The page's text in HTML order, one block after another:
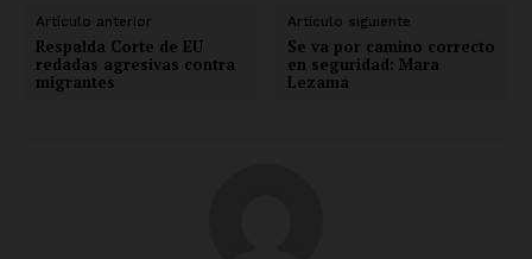
Artículo anterior
Respalda Corte de EU
redadas agresivas contra
migrantes
Artículo siguiente
Se va por camino correcto
en seguridad: Mara
Lezama